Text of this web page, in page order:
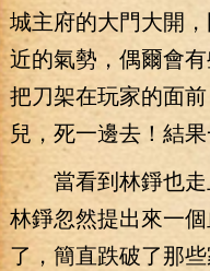
城主府的大門大開
近的氣勢，偶爾會
把刀架在玩家的面
兒，死一邊去！結
當看到林錚也走上
林錚忽然提出來一
了，簡直跌破了那